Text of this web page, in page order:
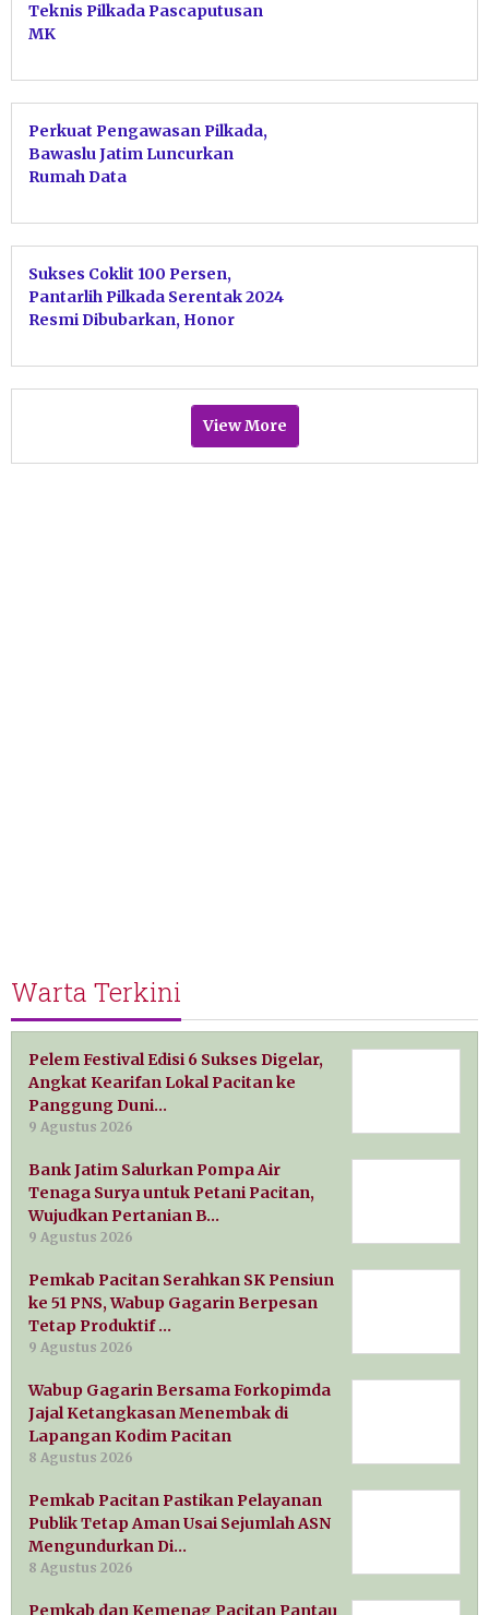
Teknis Pilkada Pascaputusan
MK
Perkuat Pengawasan Pilkada,
Bawaslu Jatim Luncurkan
Rumah Data
Sukses Coklit 100 Persen,
Pantarlih Pilkada Serentak 2024
Resmi Dibubarkan, Honor
View More
Warta Terkini
Pelem Festival Edisi 6 Sukses Digelar,
Angkat Kearifan Lokal Pacitan ke
Panggung Duni…
9 Agustus 2026
Bank Jatim Salurkan Pompa Air
Tenaga Surya untuk Petani Pacitan,
Wujudkan Pertanian B…
9 Agustus 2026
Pemkab Pacitan Serahkan SK Pensiun
ke 51 PNS, Wabup Gagarin Berpesan
Tetap Produktif …
9 Agustus 2026
Wabup Gagarin Bersama Forkopimda
Jajal Ketangkasan Menembak di
Lapangan Kodim Pacitan
8 Agustus 2026
Pemkab Pacitan Pastikan Pelayanan
Publik Tetap Aman Usai Sejumlah ASN
Mengundurkan Di…
8 Agustus 2026
Pemkab dan Kemenag Pacitan Pantau